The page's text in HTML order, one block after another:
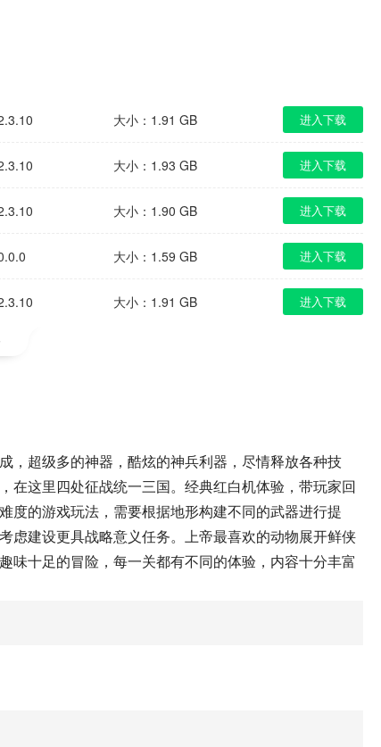
大小：1.91 GB 进入下载
大小：1.93 GB 进入下载
大小：1.90 GB 进入下载
大小：1.59 GB 进入下载
大小：1.91 GB 进入下载
，超级多的神器，酷炫的神兵利器，尽情释放各种技
在这里四处征战统一三国。经典红白机体验，带玩家回
度的游戏玩法，需要根据地形构建不同的武器进行提
虑建设更具战略意义任务。上帝最喜欢的动物展开鲜侠
味十足的冒险，每一关都有不同的体验，内容十分丰富